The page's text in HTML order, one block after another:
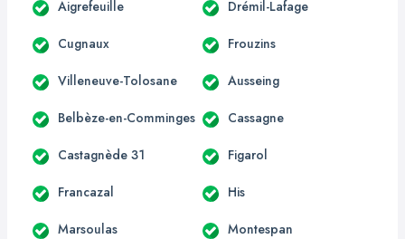
Aigrefeuille Drémil-Lafage
Cugnaux Frouzins
Villeneuve-Tolosane Ausseing
Belbèze-en-Comminges Cassagne
Castagnède 31 Figarol
Francazal His
Marsoulas Montespan